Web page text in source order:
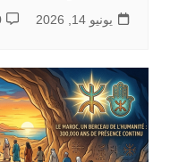
يونيو 14, 2026